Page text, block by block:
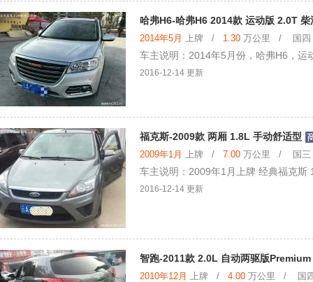
哈弗H6-哈弗H6 2014款 运动版 2.0T
2014年5月 上牌 / 1.30 万公里 / 国四 /
车主说明：2014年5月份，哈弗H6，
2016-12-14 更新
福克斯-2009款 两厢 1.8L 手动舒适型
2009年1月 上牌 / 7.00 万公里 / 国三 /
车主说明：2009年1月上牌 经典福克
2016-12-14 更新
智跑-2011款 2.0L 自动两驱版Premium
2010年12月 上牌 / 4.00 万公里 / 国四